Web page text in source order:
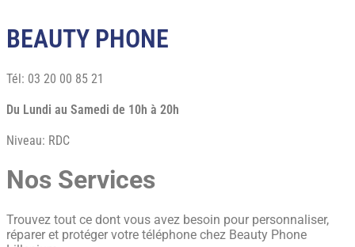
BEAUTY PHONE
Tél: 03 20 00 85 21
Du Lundi au Samedi de 10h à 20h
Niveau: RDC
Nos Services
Trouvez tout ce dont vous avez besoin pour personnaliser,
réparer et protéger votre téléphone chez Beauty Phone